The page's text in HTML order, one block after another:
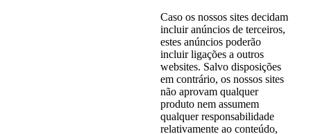
Caso os nossos sites decidam
incluir anúncios de terceiros,
estes anúncios poderão
incluir ligações a outros
websites. Salvo disposições
em contrário, os nossos sites
não aprovam qualquer
produto nem assumem
qualquer responsabilidade
relativamente ao conteúdo,